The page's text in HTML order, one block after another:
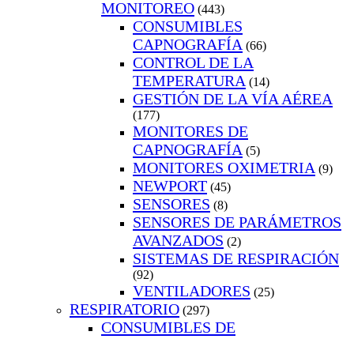
MONITOREO (443)
CONSUMIBLES
CAPNOGRAFÍA (66)
CONTROL DE LA
TEMPERATURA (14)
GESTIÓN DE LA VÍA AÉREA
(177)
MONITORES DE
CAPNOGRAFÍA (5)
MONITORES OXIMETRIA (9)
NEWPORT (45)
SENSORES (8)
SENSORES DE PARÁMETROS
AVANZADOS (2)
SISTEMAS DE RESPIRACIÓN
(92)
VENTILADORES (25)
RESPIRATORIO (297)
CONSUMIBLES DE